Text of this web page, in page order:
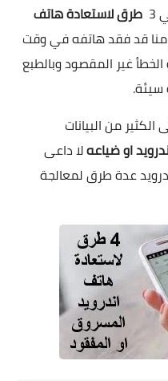
طرق لاستعادة هاتف
منا قد فقد هاتفه في وقت
غير المقصود وبالطبع
سيئة.
من البيانات
او ضياعهلا داعى
عدة طرق لمعالجة